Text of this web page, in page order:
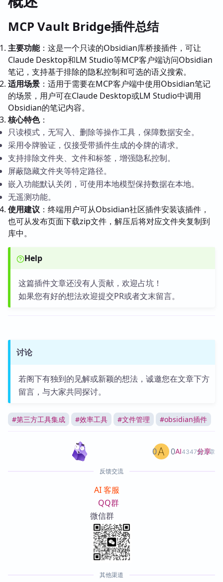
MCP Vault Bridge插件总结
主要功能：这是一个只读的Obsidian库桥接插件，可让
Claude Desktop和LM Studio等MCP客户端访问Obsidian
笔记，支持基于排除的隐私控制和可选的语义搜索。
适用场景 ：适用于需要在MCP客户端中使用Obsidian笔记
的场景，用户可在Claude Desktop或LM Studio中调用
Obsidian的笔记内容。
核心特色：
只读模式，无写入、删除等操作工具，保障数据安全。
采用令牌验证，仅接受带插件生成的令牌的请求。
支持排除文件夹、文件和标签，增强隐私控制。
屏蔽隐藏文件夹等特定路径。
嵌入功能默认关闭，可使用本地模型保持数据在本地。
无遥测功能。
使用建议 ：终端用户可从Obsidian社区插件安装该插件，
也可从发布页面下载zip文件，解压后将对应文件夹复制到
库中。
Help
这篇插件文章还没有人贡献，欢迎占坑！
如果您有好的想法欢迎提交PR或者文末留言。
讨论
若阁下有独到的见解或新颖的想法，诚邀您在文章下方
留言，与大家共同探讨。
#第三方工具集成 #效率工具 #文件管理 #obsidian插件
AI4347篇文章
0 0 分享
反馈交流
AI 客服
QQ群
微信群
其他渠道